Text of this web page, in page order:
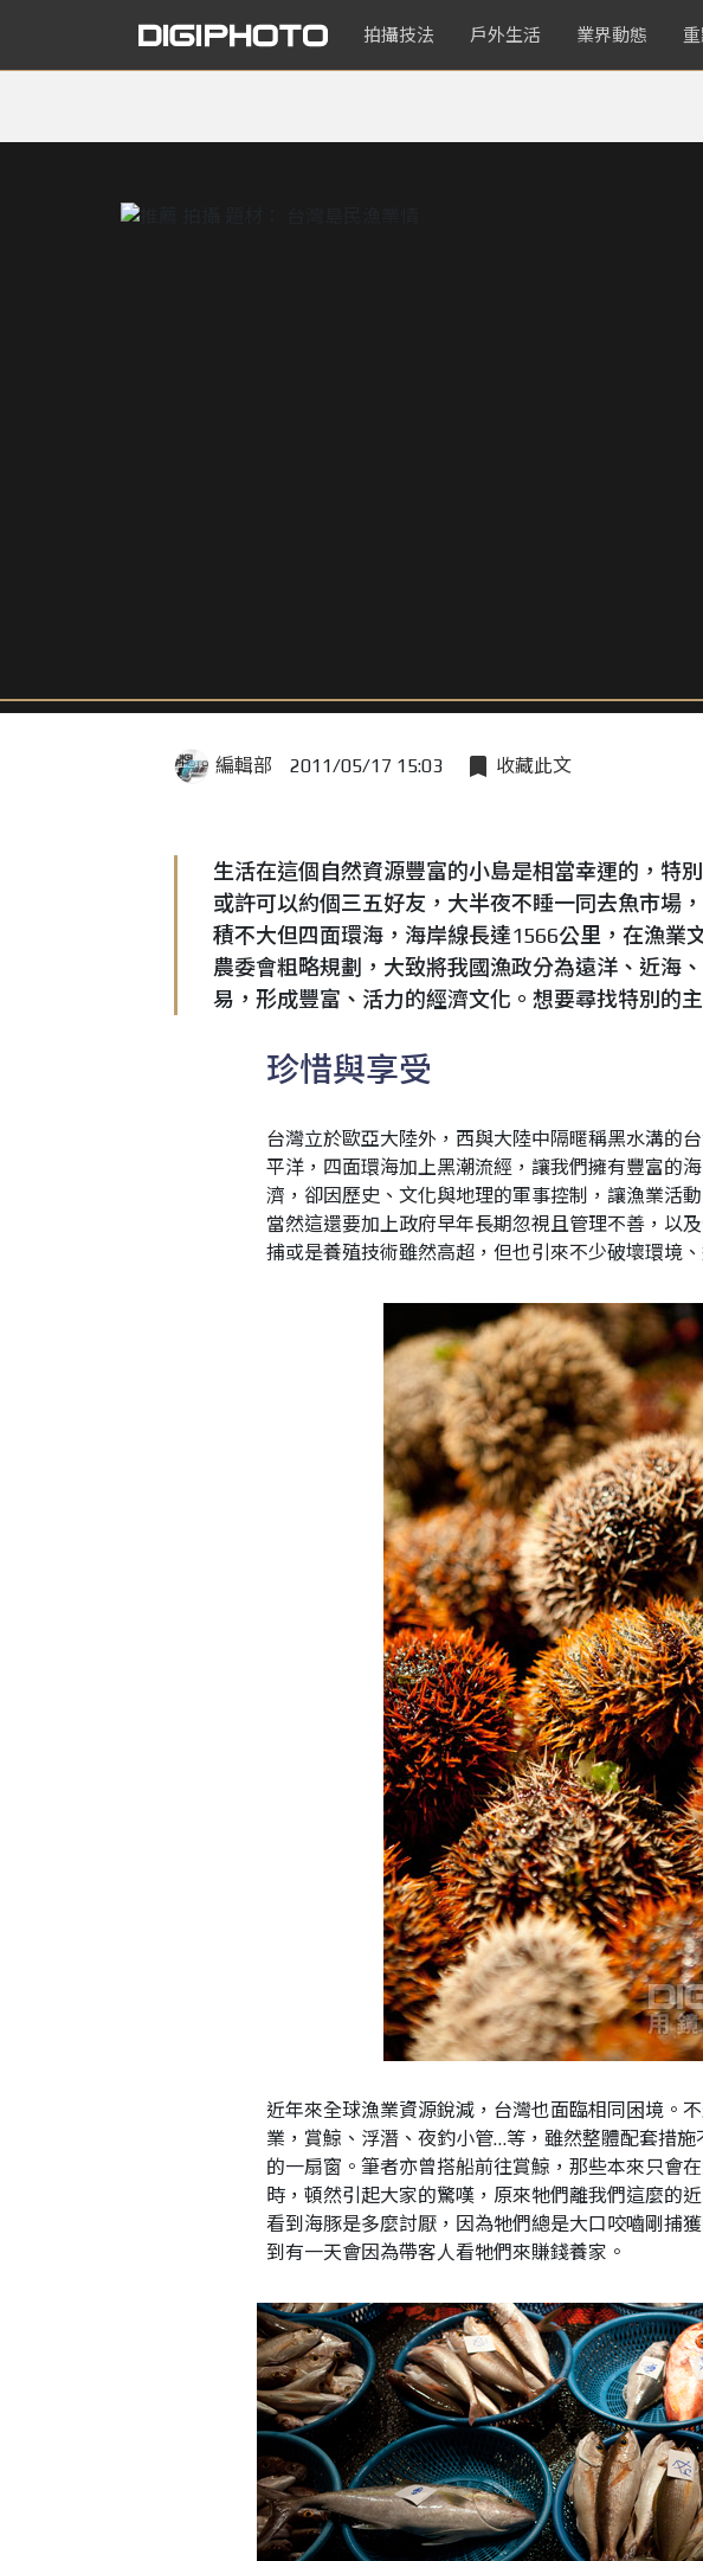
拍攝技法 戶外生活 業界動態
編輯部 2011/05/17 15:03 收藏此文
生活在這個自然資源豐富的小島是相當幸運的，特
或許可以約個三五好友，大半夜不睡一同去魚市場
積不大但四面環海，海岸線長達1566公里，在漁業
農委會粗略規劃，大致將我國漁政分為遠洋、近海
易，形成豐富、活力的經濟文化。想要尋找特別的
珍惜與享受
台灣立於歐亞大陸外，西與大陸中隔暱稱黑水溝的
平洋，四面環海加上黑潮流經，讓我們擁有豐富的
濟，卻因歷史、文化與地理的軍事控制，讓漁業活
當然這還要加上政府早年長期忽視且管理不善，以
捕或是養殖技術雖然高超，但也引來不少破壞環境
近年來全球漁業資源銳減，台灣也面臨相同困境。
業，賞鯨、浮潛、夜釣小管…等，雖然整體配套措
的一扇窗。筆者亦曾搭船前往賞鯨，那些本來只會
時，頓然引起大家的驚嘆，原來牠們離我們這麼的
看到海豚是多麼討厭，因為牠們總是大口咬嚙剛捕
到有一天會因為帶客人看牠們來賺錢養家。